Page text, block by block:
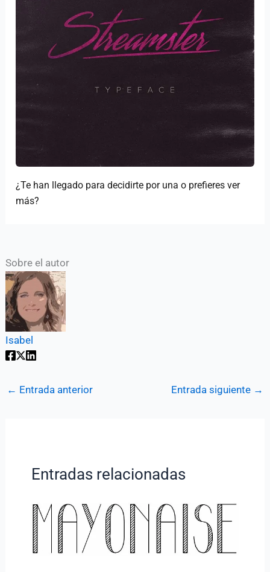
¿Te han llegado para decidirte por una o prefieres ver
más?
Sobre el autor
Isabel
← Entrada anterior Entrada siguiente →
Entradas relacionadas